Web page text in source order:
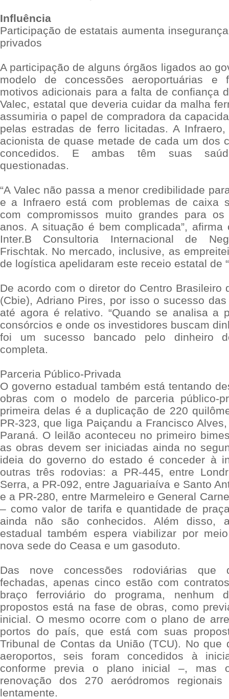
Influência
Participação de estatais aumenta
privados
A participação de alguns órgãos ligados ao
modelo de concessões aeroportuárias e
motivos adicionais para a falta de confiança
Valec, estatal que deveria cuidar da malha
assumiria o papel de compradora da
pelas estradas de ferro licitadas. A
acionista de quase metade de cada um dos
concedidos. E ambas têm suas
questionadas.
“A Valec não passa a menor credibilidade
e a Infraero está com problemas de caixa
com compromissos muito grandes para
anos. A situação é bem complicada”, afirma
Inter.B Consultoria Internacional de
Frischtak. No mercado, inclusive, as
de logística apelidaram este receio estatal de
De acordo com o diretor do Centro Brasileiro
(Cbie), Adriano Pires, por isso o sucesso
até agora é relativo. “Quando se analisa a
consórcios e onde os investidores buscam
foi um sucesso bancado pelo dinheiro
completa.
Parceria Público-Privada
O governo estadual também está tentando
obras com o modelo de parceria público-
primeira delas é a duplicação de 220
PR-323, que liga Paiçandu a Francisco
Paraná. O leilão aconteceu no primeiro
as obras devem ser iniciadas ainda no
ideia do governo do estado é conceder à
outras três rodovias: a PR-445, entre
Serra, a PR-092, entre Jaguariaíva e Santo
e a PR-280, entre Marmeleiro e General
– como valor de tarifa e quantidade de
ainda não são conhecidos. Além disso,
estadual também espera viabilizar por
nova sede do Ceasa e um gasoduto.
Das nove concessões rodoviárias que
fechadas, apenas cinco estão com
braço ferroviário do programa, nenhum
propostos está na fase de obras, como
inicial. O mesmo ocorre com o plano de
portos do país, que está com suas
Tribunal de Contas da União (TCU). No que
aeroportos, seis foram concedidos à
conforme previa o plano inicial –, mas
renovação dos 270 aeródromos regionais
lentamente.